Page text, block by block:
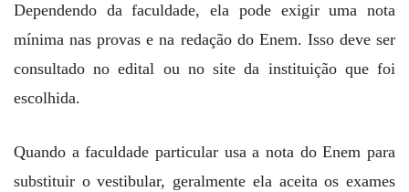
Dependendo da faculdade, ela pode exigir uma nota
mínima nas provas e na redação do Enem. Isso deve ser
consultado no edital ou no site da instituição que foi
escolhida.
Quando a faculdade particular usa a nota do Enem para
substituir o vestibular, geralmente ela aceita os exames